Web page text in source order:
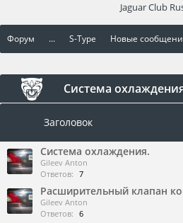
Форум ... S-Type Новые
Система
Заголовок
Система охлаждения.
Gileev Anton
Ответов: 7
Расширительный клапан
Gileev Anton
Ответов: 6
Jaguar Club